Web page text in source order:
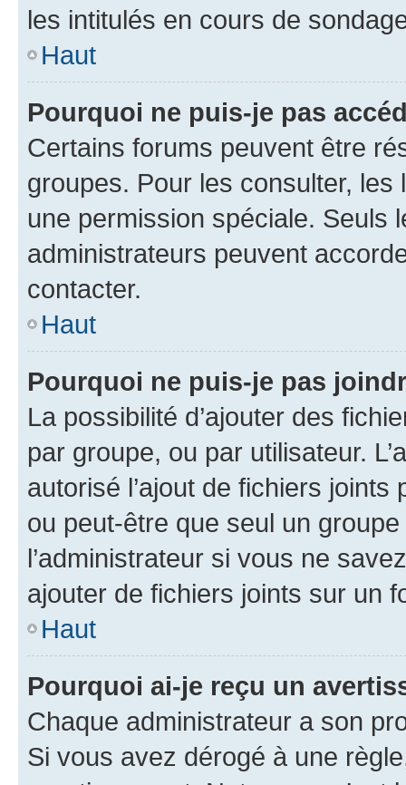
les intitulés en cours de
Haut
Pourquoi ne puis-je pas
Certains forums peuvent être
groupes. Pour les consulter,
une permission spéciale. Seuls
administrateurs peuvent
contacter.
Haut
Pourquoi ne puis-je pas
La possibilité d’ajouter des
par groupe, ou par utilisateur.
autorisé l’ajout de fichiers
ou peut-être que seul un
l’administrateur si vous ne
ajouter de fichiers joints sur un
Haut
Pourquoi ai-je reçu un
Chaque administrateur a son
Si vous avez dérogé à une